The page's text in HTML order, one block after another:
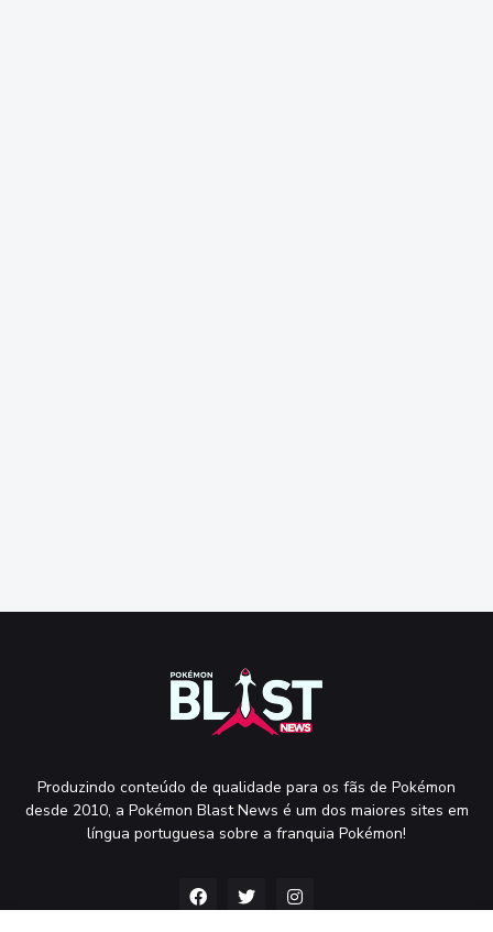
Produzindo conteúdo de qualidade para os fãs de Pokémon
desde 2010, a Pokémon Blast News é um dos maiores sites em
língua portuguesa sobre a franquia Pokémon!